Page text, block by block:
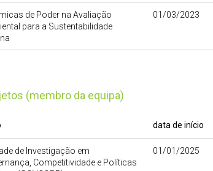
de Poder na Avaliação
para a Sustentabilidade
01/03/2023
(membro da equipa)
data de início
de Investigação em
Competitividade e Políticas
01/01/2025